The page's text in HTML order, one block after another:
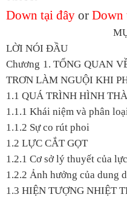
Down tại đây or Down
LỜI NÓI ĐẦU
Chương 1. TỔNG QUAN
TRƠN LÀM NGUỘI KHI
1.1 QUÁ TRÌNH HÌNH
1.1.1 Khái niệm và phân
1.1.2 Sự co rút phoi
1.2 LỰC CẮT GỌT
1.2.1 Cơ sở lý thuyết của
1.2.2 Ảnh hưởng của dung
1.3 HIỆN TƯỢNG NHIỆT